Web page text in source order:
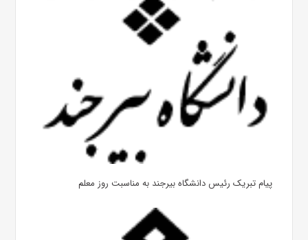
پیام تبریک رئیس دانشگاه بیرجند به مناسبت روز معلم